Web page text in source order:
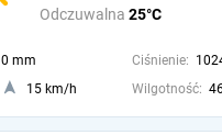
Odczuwalna 25°C
0 mm Ciśnienie:
15 km/h Wilgotność: